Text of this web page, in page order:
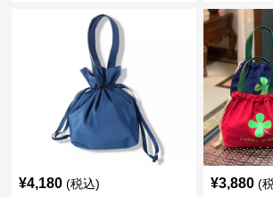
¥4,180 (税込) ¥3,880 (